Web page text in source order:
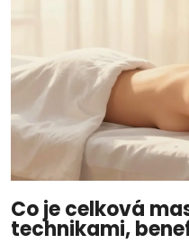
Co je celková
technikami,